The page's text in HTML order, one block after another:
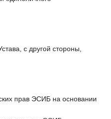
с другой стороны,
прав ЭСИБ на основании